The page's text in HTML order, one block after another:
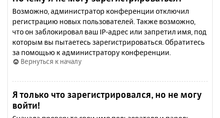
Возможно, администратор конференции отключил
регистрацию новых пользователей. Также возможно,
что он заблокировал ваш IP-адрес или запретил имя, под
которым вы пытаетесь зарегистрироваться. Обратитесь
за помощью к администратору конференции.
Вернуться к началу
Я только что зарегистрировался, но не могу
войти!